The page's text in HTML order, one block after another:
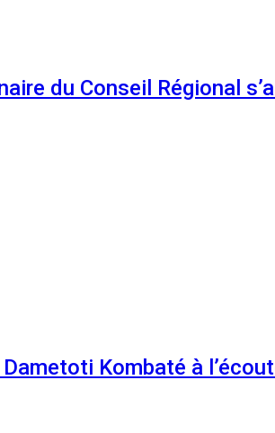
du Conseil Régional
Kombaté à